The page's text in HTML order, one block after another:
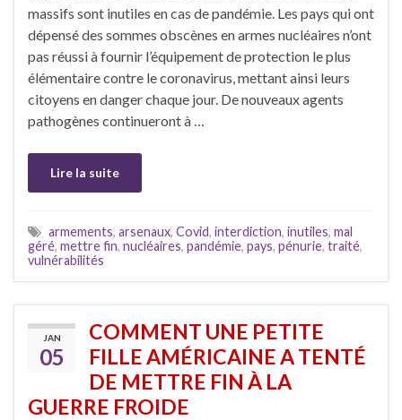
massifs sont inutiles en cas de pandémie. Les pays qui ont
dépensé des sommes obscènes en armes nucléaires n’ont
pas réussi à fournir l’équipement de protection le plus
élémentaire contre le coronavirus, mettant ainsi leurs
citoyens en danger chaque jour. De nouveaux agents
pathogènes continueront à …
Lire la suite
armements, arsenaux, Covid, interdiction, inutiles, mal
géré, mettre fin, nucléaires, pandémie, pays, pénurie, traité,
vulnérabilités
JAN
05
COMMENT UNE PETITE
FILLE AMÉRICAINE A TENTÉ
DE METTRE FIN À LA
GUERRE FROIDE